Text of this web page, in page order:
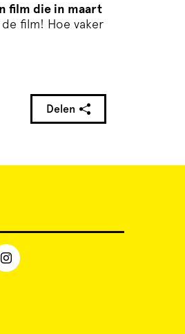
film die in maart
film! Hoe vaker
Delen